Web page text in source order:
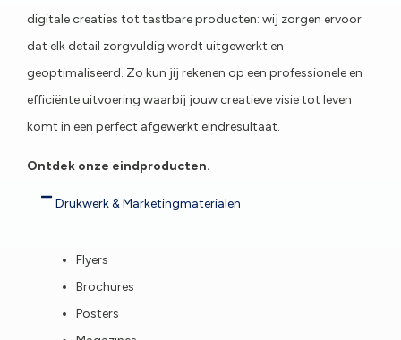
digitale creaties tot tastbare producten: wij zorgen ervoor
dat elk detail zorgvuldig wordt uitgewerkt en
geoptimaliseerd. Zo kun jij rekenen op een professionele en
efficiënte uitvoering waarbij jouw creatieve visie tot leven
komt in een perfect afgewerkt eindresultaat.
Ontdek onze eindproducten.
Drukwerk & Marketingmaterialen
Flyers
Brochures
Posters